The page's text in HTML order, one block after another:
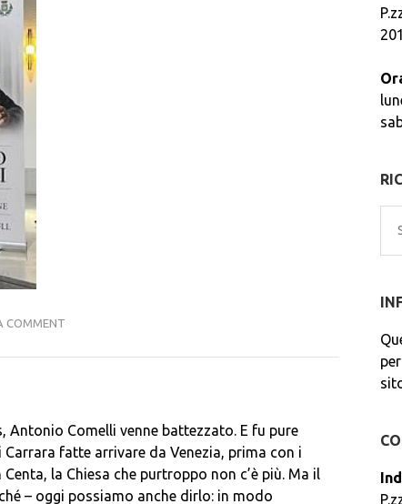
COMMENT
Antonio Comelli venne battezzato. E fu pure
fatte arrivare da Venezia, prima con i
la Chiesa che purtroppo non c’è più. Ma il
– oggi possiamo anche dirlo: in modo